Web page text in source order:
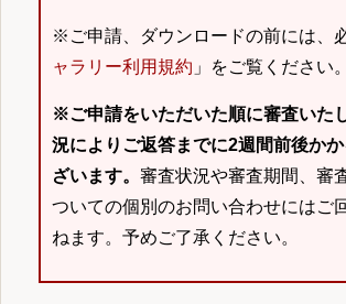
※ご申請、ダウンロードの前には、
ャラリー利用規約 」をご覧ください。
※ご申請をいただいた順に審査いた
況によりご返答までに2週間前後か
ざいます。 審査状況や審査期間、審
ついての個別のお問い合わせにはご
ねます。予めご了承ください。